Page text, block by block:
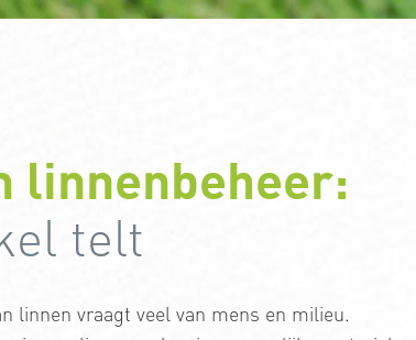
linnenbeheer:
telt
linnen vraagt veel van mens en milieu.